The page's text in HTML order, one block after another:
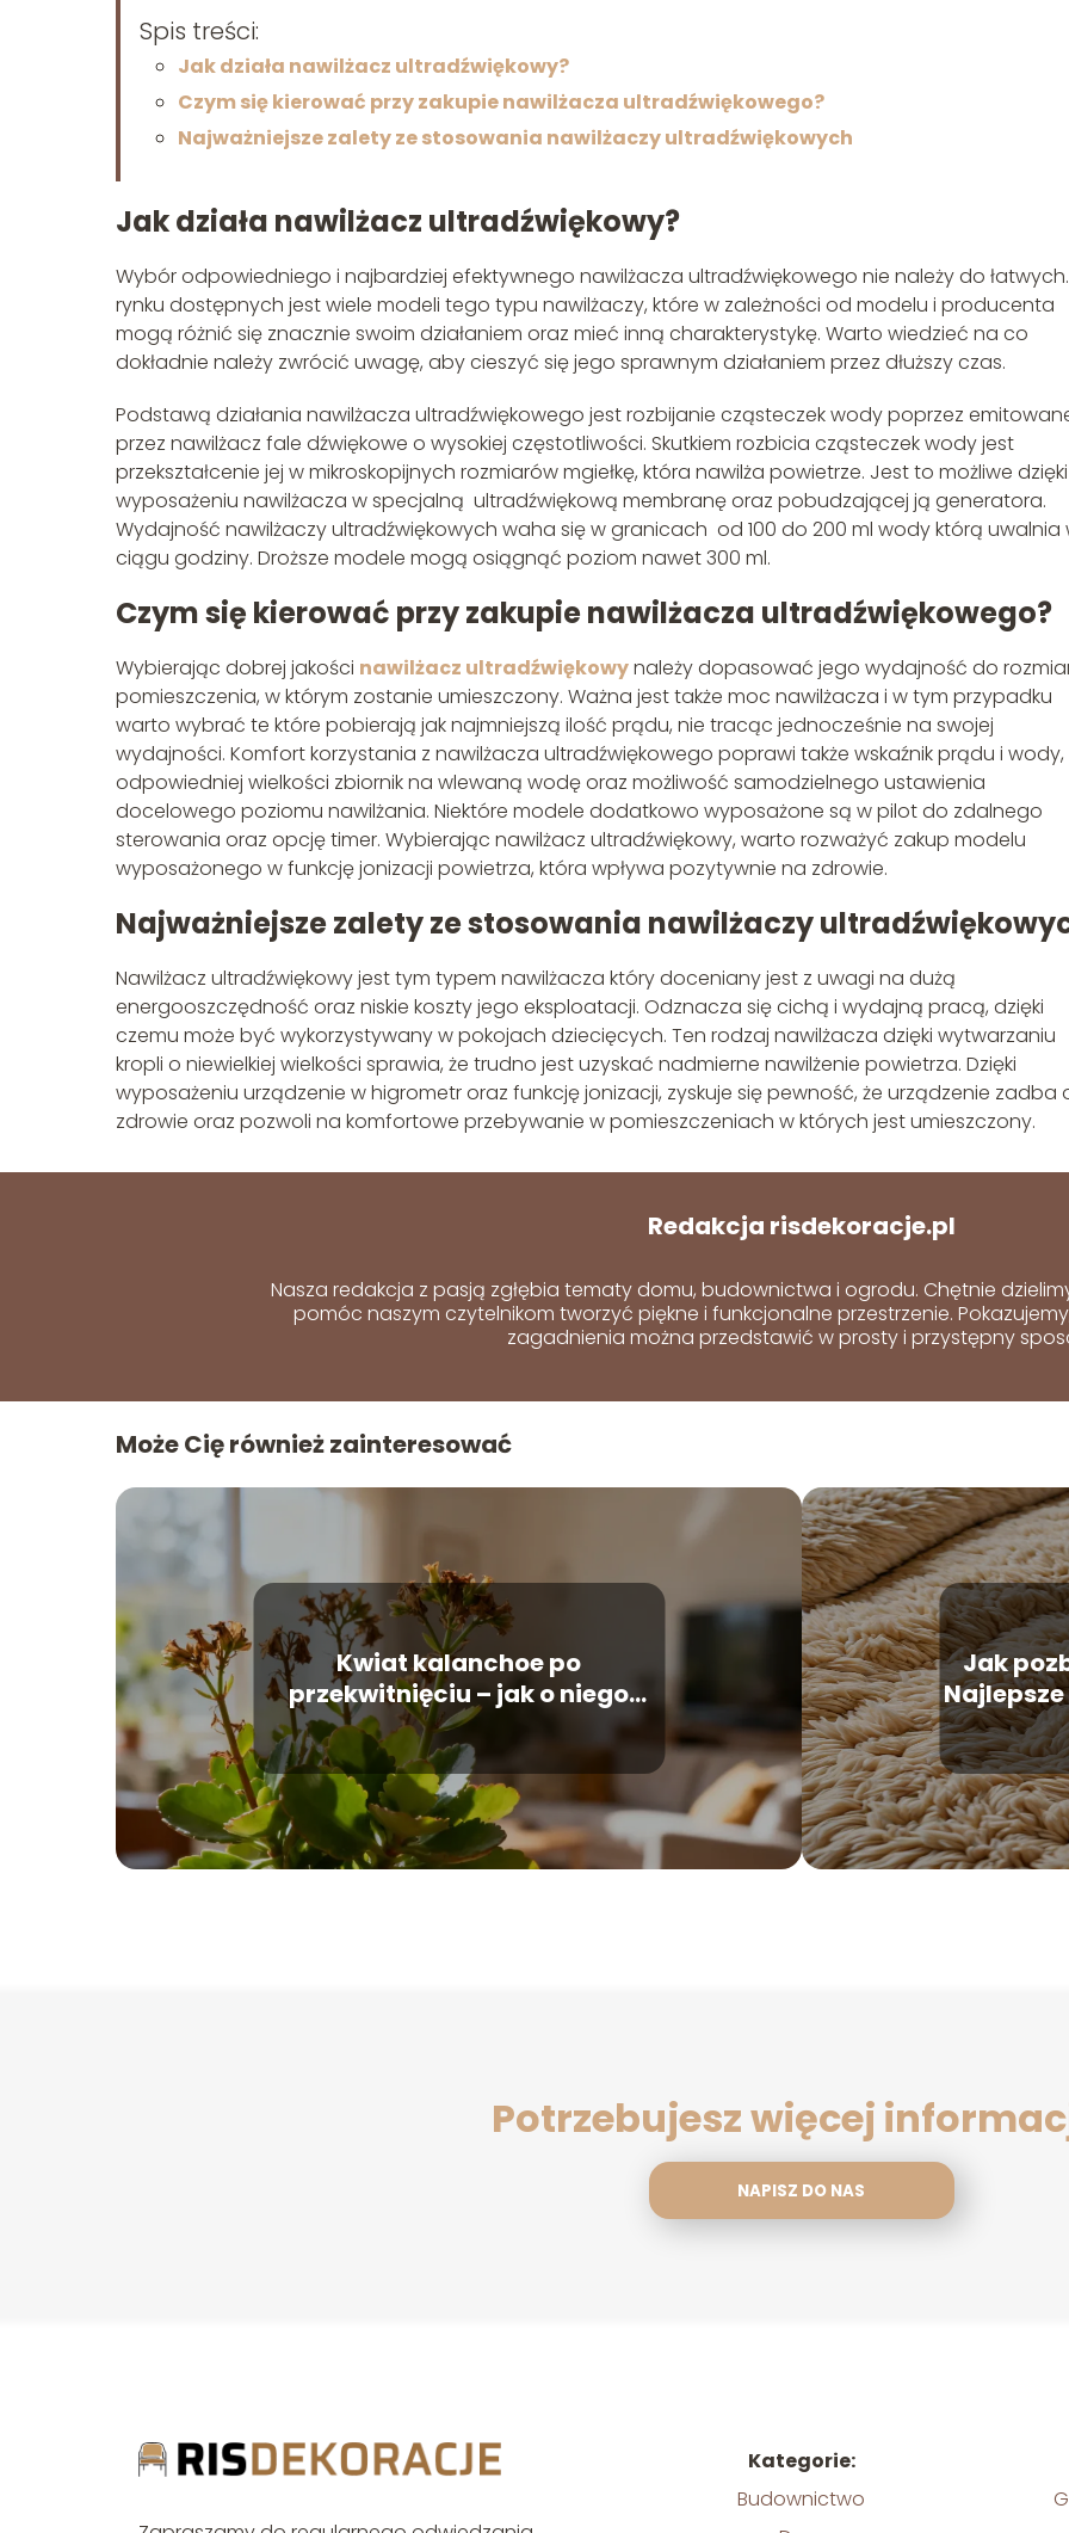
Spis treści:
Jak działa nawilżacz ultradźwiękowy?
Czym się kierować przy zakupie nawilżacza ultradźwiękowego?
Najważniejsze zalety ze stosowania nawilżaczy ultradźwiękowych
Jak działa nawilżacz ultradźwiękowy?
Wybór odpowiedniego i najbardziej efektywnego nawilżacza ultradźwiękowego nie należy do
rynku dostępnych jest wiele modeli tego typu nawilżaczy, które w zależności od modelu i producenta
mogą różnić się znacznie swoim działaniem oraz mieć inną charakterystykę. Warto wiedzieć na co
dokładnie należy zwrócić uwagę, aby cieszyć się jego sprawnym działaniem przez dłuższy czas.
Podstawą działania nawilżacza ultradźwiękowego jest rozbijanie cząsteczek wody poprzez
przez nawilżacz fale dźwiękowe o wysokiej częstotliwości. Skutkiem rozbicia cząsteczek wody jest
przekształcenie jej w mikroskopijnych rozmiarów mgiełkę, która nawilża powietrze. Jest to możliwe dzięki
wyposażeniu nawilżacza w specjalną ultradźwiękową membranę oraz pobudzającej ją generatora.
Wydajność nawilżaczy ultradźwiękowych waha się w granicach od 100 do 200 ml wody którą uwalnia
ciągu godziny. Droższe modele mogą osiągnąć poziom nawet 300 ml.
Czym się kierować przy zakupie nawilżacza ultradźwiękowego?
Wybierając dobrej jakości nawilżacz ultradźwiękowynależy dopasować jego wydajność do
pomieszczenia, w którym zostanie umieszczony. Ważna jest także moc nawilżacza i w tym przypadku
warto wybrać te które pobierają jak najmniejszą ilość prądu, nie tracąc jednocześnie na swojej
wydajności. Komfort korzystania z nawilżacza ultradźwiękowego poprawi także wskaźnik prądu i wody,
odpowiedniej wielkości zbiornik na wlewaną wodę oraz możliwość samodzielnego ustawienia
docelowego poziomu nawilżania. Niektóre modele dodatkowo wyposażone są w pilot do zdalnego
sterowania oraz opcję timer. Wybierając nawilżacz ultradźwiękowy, warto rozważyć zakup modelu
wyposażonego w funkcję jonizacji powietrza, która wpływa pozytywnie na zdrowie.
Najważniejsze zalety ze stosowania nawilżaczy
Nawilżacz ultradźwiękowy jest tym typem nawilżacza który doceniany jest z uwagi na dużą
energooszczędność oraz niskie koszty jego eksploatacji. Odznacza się cichą i wydajną pracą, dzięki
czemu może być wykorzystywany w pokojach dziecięcych. Ten rodzaj nawilżacza dzięki wytwarzaniu
kropli o niewielkiej wielkości sprawia, że trudno jest uzyskać nadmierne nawilżenie powietrza. Dzięki
wyposażeniu urządzenie w higrometr oraz funkcję jonizacji, zyskuje się pewność, że urządzenie zadba
zdrowie oraz pozwoli na komfortowe przebywanie w pomieszczeniach w których jest umieszczony.
Redakcja risdekoracje.pl
Nasza redakcja z pasją zgłębia tematy domu, budownictwa i ogrodu. Chętnie
pomóc naszym czytelnikom tworzyć piękne i funkcjonalne przestrzenie.
zagadnienia można przedstawić w prosty i przystępny
Może Cię również zainteresować
Kwiat kalanchoe po
przekwitnięciu – jak o niego
dbać?
Jak
Potrzebujesz więcej
NAPISZ DO NAS
Kategorie:
Budownictwo